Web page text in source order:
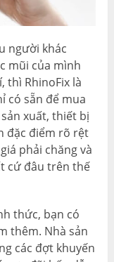
người khác
mũi của mình
thì RhinoFix là
có sẵn để mua
xuất, thiết bị
đặc điểm rõ rệt
phải chăng và
cứ đâu trên thế
thức, bạn có
thêm. Nhà sản
các đợt khuyến